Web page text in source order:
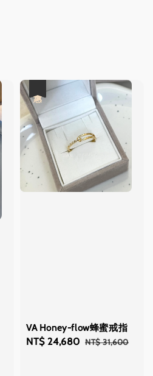
VA Honey-flow蜂蜜戒指
Sale
NT$ 24,680 Regular
NT$ 31,600